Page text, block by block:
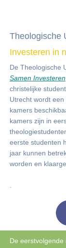
Theologische
Investeren in
De Theologische
Samen Investeren
christelijke
Utrecht wordt
kamers
kamers zijn in
eerste studenten
jaar kunnen
worden en
De eerstvolgende